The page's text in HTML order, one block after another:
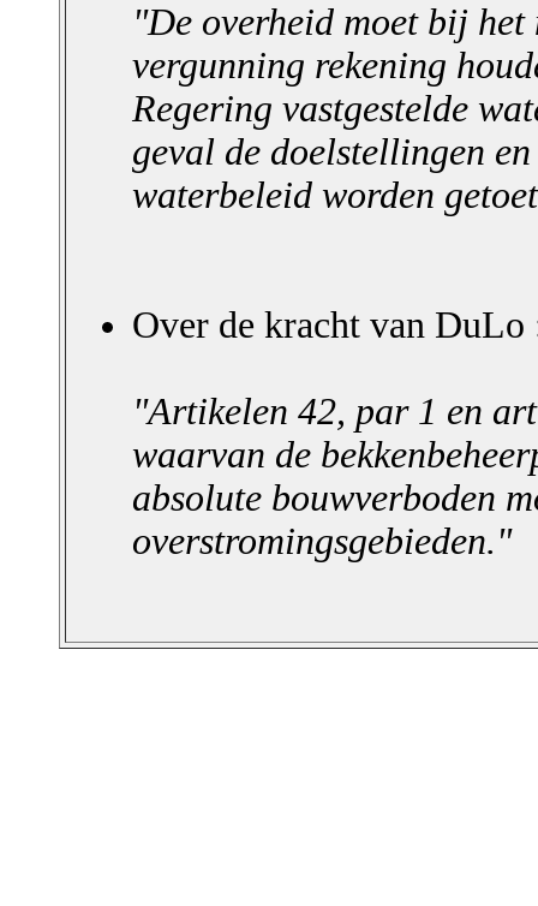
"De overheid moet bij het
vergunning rekening
Regering vastgestelde
geval de doelstellingen
waterbeleid worden
Over de kracht van DuLo
"Artikelen 42, par 1 en
waarvan de
absolute bouwverboden
overstromingsgebieden."